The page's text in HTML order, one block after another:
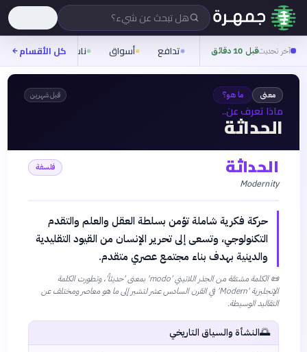
هل تبحث عن شيء؟
آخر تحديثقبل 10 دقائق تدافع أسواق ناس روح
كل الأقسام
معنى ما هو؟ قبل شهرين
ماذا تعرف عن..
الحداثة
الحداثة
Modernity
فلسفة
حركة فكرية شاملة تؤمن بسلطة العقل والعلم والتقدم
التكنولوجي، وتسعى إلى تحرير الإنسان من القيود التقليدية
والدينية بهدف بناء مجتمع عصري متقدم.
📜
الكلمة مشتقة من الجذر اللاتيني 'modo' بمعنى 'حديثاً'، وتطورت الكلمة
الإنجليزية 'Modern' في القرن السادس عشر لتشير إلى ما هو معاصر ومختلف عن
التقاليد الوسيطة.
🌅النشأة والسياق التاريخي